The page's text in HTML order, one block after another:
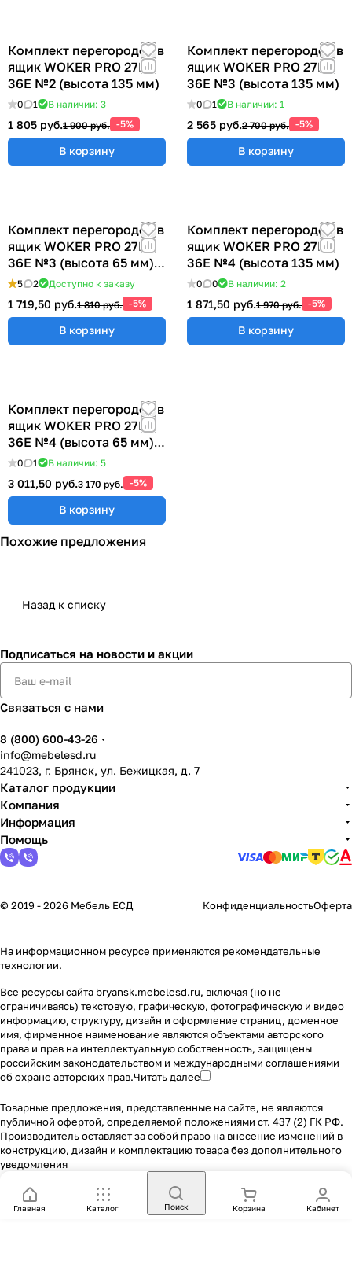
Комплект перегородок в
ящик WOKER PRO 27E х
36E №2 (высота 135 мм)
0 1 В наличии: 3
1 805 руб.1 900 руб. -5%
В корзину
Комплект перегородок в
ящик WOKER PRO 27E х
36E №3 (высота 135 мм)
0 1 В наличии: 1
2 565 руб.2 700 руб. -5%
В корзину
Комплект перегородок в
ящик WOKER PRO 27E х
36E №3 (высота 65 мм)
ER-00040074
5 2 Доступно к заказу
1 719,50 руб.1 810 руб. -5%
В корзину
Комплект перегородок в
ящик WOKER PRO 27E х
36E №4 (высота 135 мм)
0 0 В наличии: 2
1 871,50 руб.1 970 руб. -5%
В корзину
Комплект перегородок в
ящик WOKER PRO 27E х
36E №4 (высота 65 мм)
ER-00040074
0 1 В наличии: 5
3 011,50 руб.3 170 руб. -5%
В корзину
Похожие предложения
Назад к списку
Подписаться на новости и акции
Связаться с нами
8 (800) 600-43-26
info@mebelesd.ru
241023, г. Брянск, ул. Бежицкая, д. 7
Каталог продукции
Компания
Информация
Помощь
© 2019 - 2026 Мебель ЕСД КонфиденциальностьОферта
На информационном ресурсе применяются рекомендательные
технологии.
Все ресурсы сайта bryansk.mebelesd.ru, включая (но не
ограничиваясь) текстовую, графическую, фотографическую и видео
информацию, структуру, дизайн и оформление страниц, доменное
имя, фирменное наименование являются объектами авторского
права и прав на интеллектуальную собственность, защищены
российским законодательством и международными соглашениями
об охране авторских прав.Читать далее
Товарные предложения, представленные на сайте, не являются
публичной офертой, определяемой положениями ст. 437 (2) ГК РФ.
Производитель оставляет за собой право на внесение изменений в
конструкцию, дизайн и комплектацию товара без дополнительного
уведомления
Главная Каталог Поиск Корзина Кабинет